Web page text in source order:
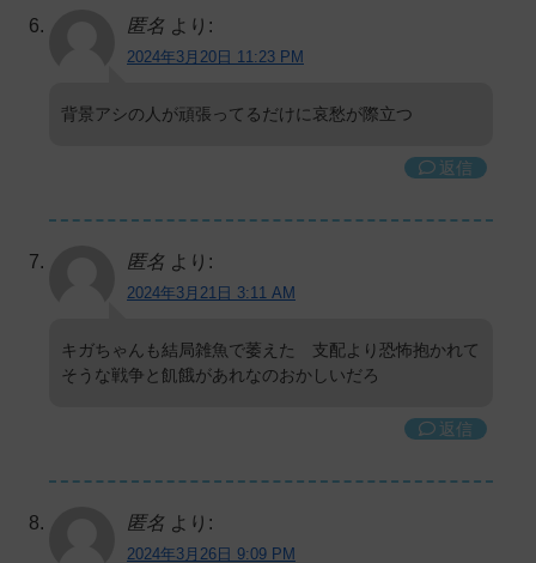
匿名 より:
2024年3月20日 11:23 PM
背景アシの人が頑張ってるだけに哀愁が際立つ
返信
匿名 より:
2024年3月21日 3:11 AM
キガちゃんも結局雑魚で萎えた 支配より恐怖抱かれて
そうな戦争と飢餓があれなのおかしいだろ
返信
匿名 より:
2024年3月26日 9:09 PM